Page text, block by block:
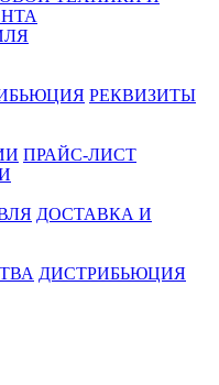
РЕКВИЗИТЫ
ПРАЙС-ЛИСТ
ДОСТАВКА И
ДИСТРИБЬЮЦИЯ